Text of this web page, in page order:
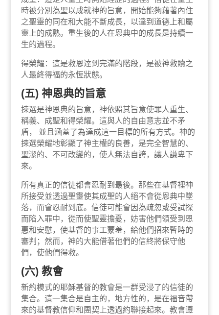
時被分別為聖以成就神的旨意，開始能夠藉著內住
之聖靈的同在和大能不斷成長，以達到道德上和屬
靈上的成熟。重生後的人在恩典中的成長是持續一
生的過程。
得榮耀：這是救恩達到完滿的階段，是被神救贖之
人最終得福的永恆狀態。
(五) 神恩典的旨意
揀選是神恩典的旨意，神依照其旨意使罪人重生、
稱義、成聖和得榮耀。這與人的自由意志並不矛
盾， 並且涵蓋了為達成這一目標的所有方式。神的
揀選榮耀地彰顯了神主權的良善，是完全智慧的、
聖潔的、不可改變的，使人無法自誇，讓人謙卑下
來。
所有真正的信徒都會忍耐到最後。那些在基督裡神
所接受並透過聖靈使其成聖的人絕不會從恩典中墜
落，而會忍耐到底。信徒可能會因為疏忽或受試探
而陷入罪中，從而使聖靈擔憂，妨害他們領受到恩
惠和安慰，使基督的事工蒙羞，給他們招來暫時的
審判；然而，神的大能借著他們的信終將保守他
們，使他們得救。
(六) 教會
新約模式的耶穌基督的教會是一群受浸了的信徒的
集合。這一集合是自主的，地方性的，是在福音帶
來的基督教信仰和團契上透過約聯接起來。教會遵